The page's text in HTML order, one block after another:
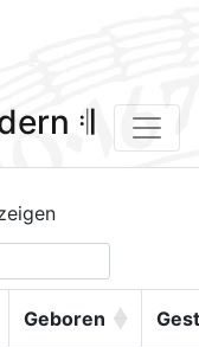
𝄇
Geboren